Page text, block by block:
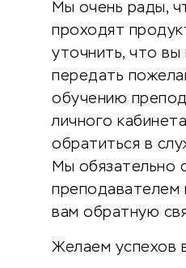
Мы очень рады,
проходят
уточнить, что
передать
обучению
личного
обратиться в
Мы обязательно
преподавателем
вам обратную
Желаем успехов